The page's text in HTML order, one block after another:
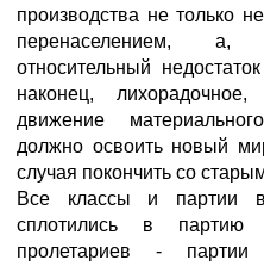
производства не только
перенаселением, а,
относительный
наконец,
движение
должно освоить новый
случая покончить со
Все классы и партии
сплотились в партию
пролетариев -